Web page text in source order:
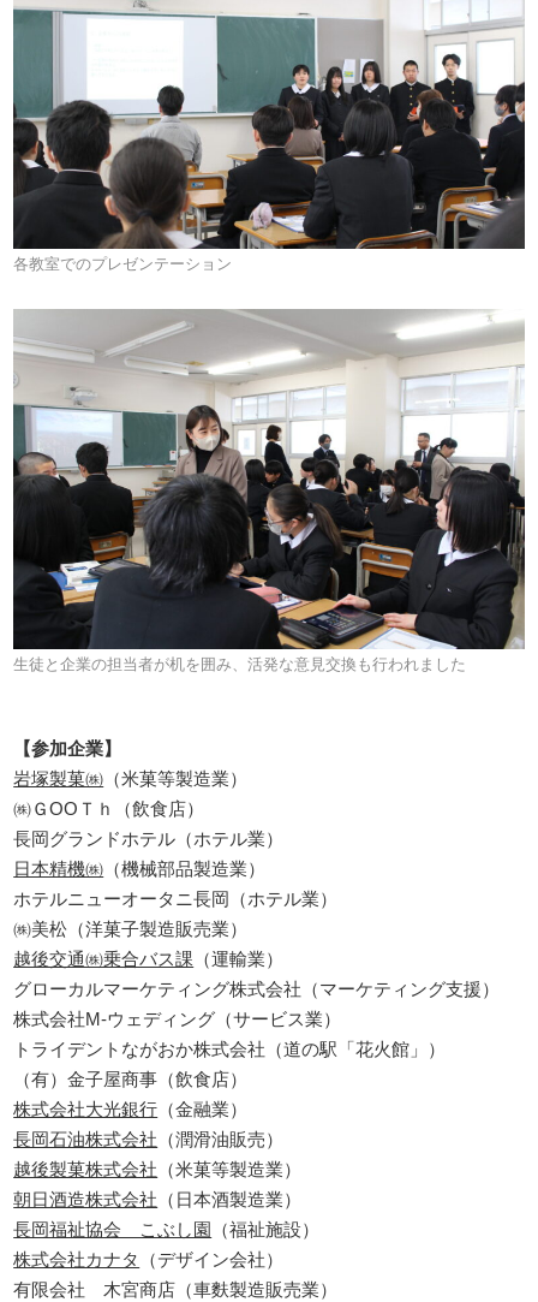
各教室でのプレゼンテーション
生徒と企業の担当者が机を囲み、活発な意見交換も行われました
【参加企業】
岩塚製菓㈱ （米菓等製造業）
㈱ＧOOＴｈ（飲食店）
長岡グランドホテル（ホテル業）
日本精機㈱ （機械部品製造業）
ホテルニューオータニ長岡（ホテル業）
㈱美松（洋菓子製造販売業）
越後交通㈱乗合バス課 （運輸業）
グローカルマーケティング株式会社（マーケティング支援）
株式会社M-ウェディング（サービス業）
トライデントながおか株式会社（道の駅「花火館」）
（有）金子屋商事（飲食店）
株式会社大光銀行 （金融業）
長岡石油株式会社 （潤滑油販売）
越後製菓株式会社 （米菓等製造業）
朝日酒造株式会社 （日本酒製造業）
長岡福祉協会 こぶし園 （福祉施設）
株式会社カナタ
（デザイン会社）
有限会社 木宮商店（車麩製造販売業）